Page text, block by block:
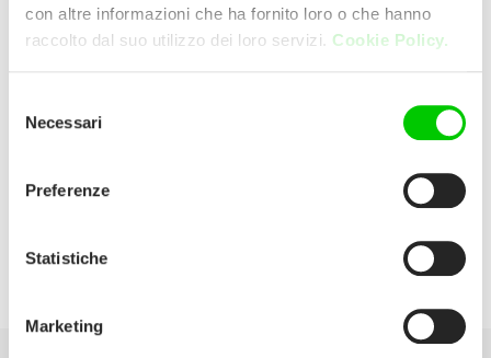
con altre informazioni che ha fornito loro o che hanno
raccolto dal suo utilizzo dei loro servizi. Cookie Policy.
delNecessari
Preferenze
Statistiche
Marketing
343 MORAYFIELD ROAD 4506
E:morayfield@thegoodguys.com.au
P:07 5490 4000
Website:
https://www.thegoodguys.com.au/morayfield